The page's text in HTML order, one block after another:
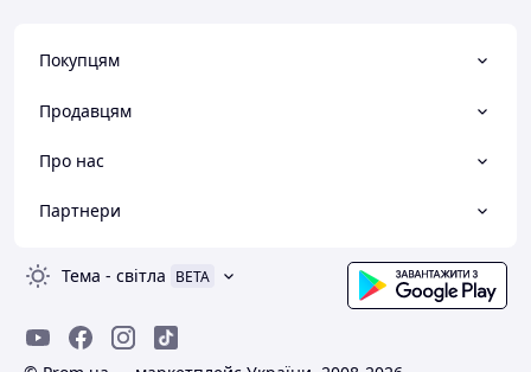
Покупцям
Продавцям
Про нас
Партнери
Тема - світла BETA